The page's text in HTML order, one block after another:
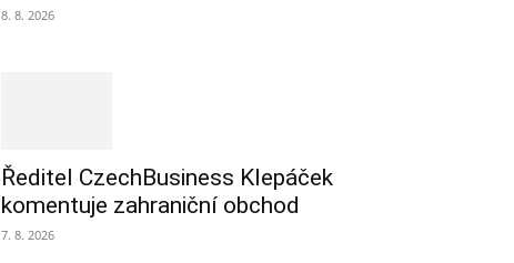
8. 8. 2026
Ředitel CzechBusiness Klepáček
komentuje zahraniční obchod
7. 8. 2026